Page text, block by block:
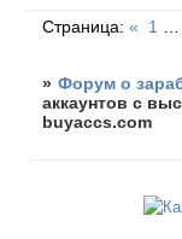
Страница:« 1 …
» Форум о
аккаунтов с
buyaccs.com